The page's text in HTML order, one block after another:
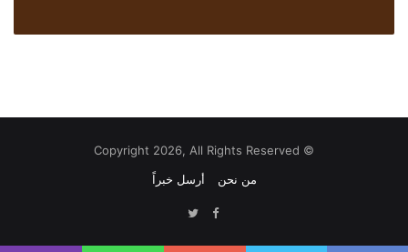
© Copyright 2026, All Rights Reserved
من نحن
أرسل خبراً